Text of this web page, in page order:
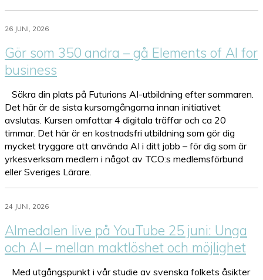
26 JUNI, 2026
Gör som 350 andra – gå Elements of AI for
business
Säkra din plats på Futurions AI-utbildning efter sommaren.
Det här är de sista kursomgångarna innan initiativet
avslutas. Kursen omfattar 4 digitala träffar och ca 20
timmar. Det här är en kostnadsfri utbildning som gör dig
mycket tryggare att använda AI i ditt jobb – för dig som är
yrkesverksam medlem i något av TCO:s medlemsförbund
eller Sveriges Lärare.
24 JUNI, 2026
Almedalen live på YouTube 25 juni: Unga
och AI – mellan maktlöshet och möjlighet
Med utgångspunkt i vår studie av svenska folkets åsikter